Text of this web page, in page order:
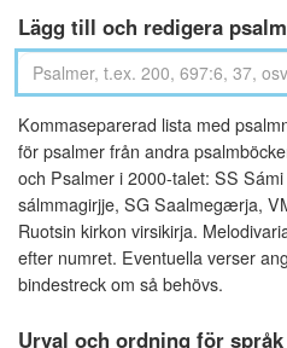
Lägg till och redigera
Kommaseparerad lista med
för psalmer från andra
och Psalmer i 2000-talet: SS
sálmmagirjje, SG Saalmegærja,
Ruotsin kirkon virsikirja.
efter numret. Eventuella verser
bindestreck om så behövs.
Urval och ordning för språk